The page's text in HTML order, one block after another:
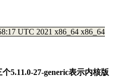
UTC 2021 x86_64 x86_64
5.11.0-27-generic表示内核版